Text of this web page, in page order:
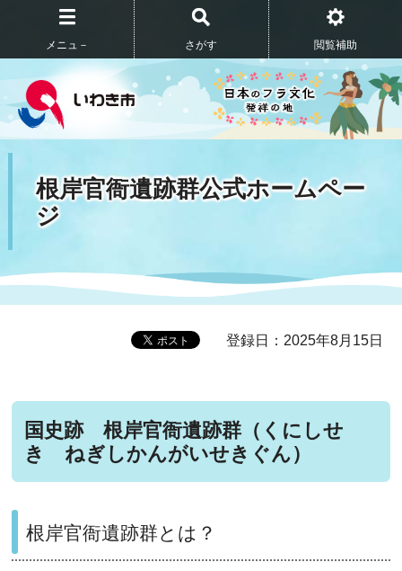
メニュ－ さがす 閲覧補助
根岸官衙遺跡群公式ホームペー
ジ
登録日：2025年8月15日
国史跡 根岸官衙遺跡群（くにしせ
き ねぎしかんがいせきぐん）
根岸官衙遺跡群とは？